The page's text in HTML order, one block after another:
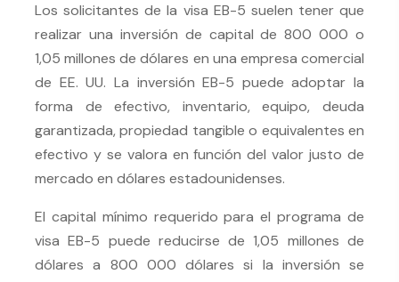
Los solicitantes de la visa EB-5 suelen tener que
realizar una inversión de capital de 800 000 o
1,05 millones de dólares en una empresa comercial
de EE. UU. La inversión EB-5 puede adoptar la
forma de efectivo, inventario, equipo, deuda
garantizada, propiedad tangible o equivalentes en
efectivo y se valora en función del valor justo de
mercado en dólares estadounidenses.
El capital mínimo requerido para el programa de
visa EB-5 puede reducirse de 1,05 millones de
dólares a 800 000 dólares si la inversión se